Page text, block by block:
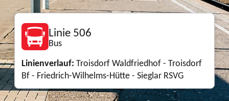
Linie 506
Bus
Linienverlauf: Troisdorf Waldfriedhof - Troisdorf
Bf - Friedrich-Wilhelms-Hütte - Sieglar RSVG